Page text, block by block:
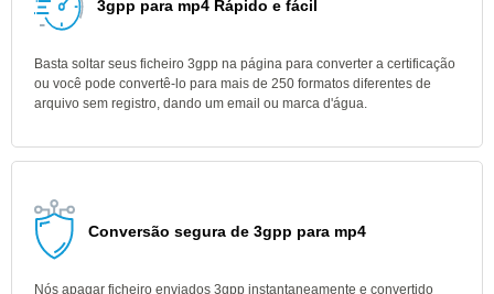
3gpp para mp4 Rápido e fácil
Basta soltar seus ficheiro 3gpp na página para converter a certificação
ou você pode convertê-lo para mais de 250 formatos diferentes de
arquivo sem registro, dando um email ou marca d'água.
Conversão segura de 3gpp para mp4
Nós apagar ficheiro enviados 3gpp instantaneamente e convertido